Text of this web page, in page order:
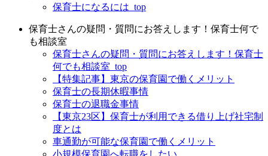
保育士になるには_top
保育士さんの疑問・質問にお答えします！保育士何で
も相談室
保育士さんの疑問・質問にお答えします！保育士
何でも相談室_top
【特集記事】東京の保育園で働くメリット
保育士の長期休暇事情
保育士の退職金事情
【東京23区】保育士が利用できる借り上げ社宅制
度とは
車通勤が可能な保育園で働くメリット
小規模保育園へ転職をしたい